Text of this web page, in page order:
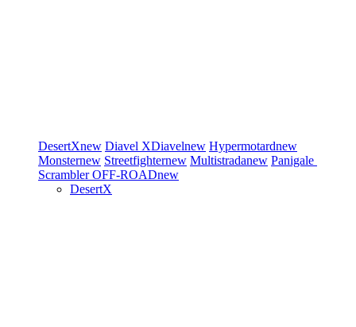
DesertXnew Diavel XDiavelnew Hypermotardnew
Monsternew Streetfighternew Multistradanew Panigale
ScramblerOFF-ROADnew
DesertX